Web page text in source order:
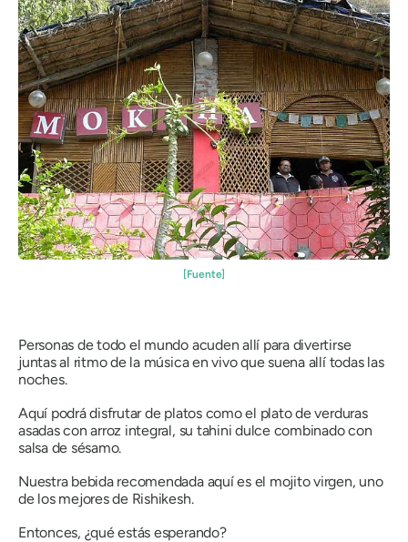
[Fuente]
Personas de todo el mundo acuden allí para divertirse
juntas al ritmo de la música en vivo que suena allí todas las
noches.
Aquí podrá disfrutar de platos como el plato de verduras
asadas con arroz integral, su tahini dulce combinado con
salsa de sésamo.
Nuestra bebida recomendada aquí es el mojito virgen, uno
de los mejores de Rishikesh.
Entonces, ¿qué estás esperando?